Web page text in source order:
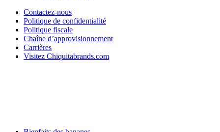
Contactez-nous
Politique de confidentialité
Politique fiscale
Chaîne d’approvisionnement
Carrières
Visitez Chiquitabrands.com